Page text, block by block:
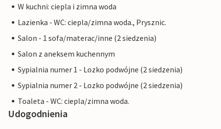
W kuchni: ciepla i zimna woda
Lazienka - WC: ciepla/zimna woda., Prysznic.
Salon - 1 sofa/materac/inne (2 siedzenia)
Salon z aneksem kuchennym
Sypialnia numer 1 - Lozko podwójne (2 siedzenia)
Sypialnia numer 2 - Lozko podwójne (2 siedzenia)
Toaleta - WC: ciepla/zimna woda.
Udogodnienia